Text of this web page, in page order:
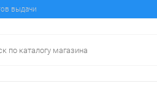
выдачи